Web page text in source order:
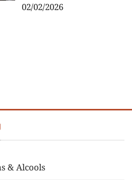
02/02/2026
& Alcools